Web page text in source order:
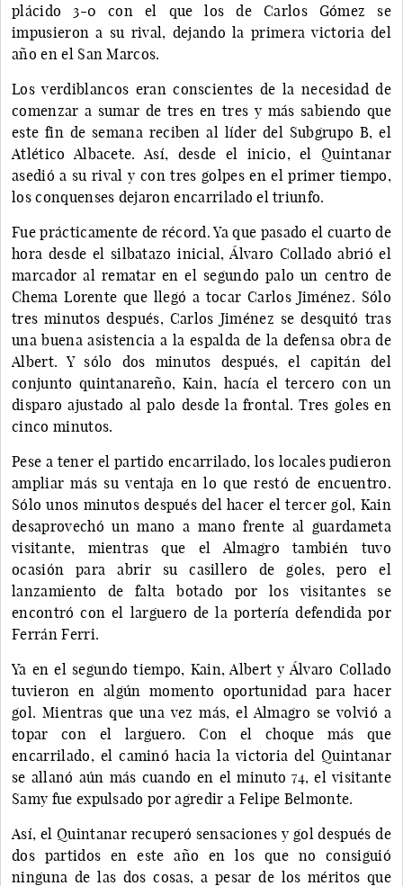
plácido 3-0 con el que los de Carlos Gómez se
impusieron a su rival, dejando la primera victoria del
año en el San Marcos.
Los verdiblancos eran conscientes de la necesidad de
comenzar a sumar de tres en tres y más sabiendo que
este fin de semana reciben al líder del Subgrupo B, el
Atlético Albacete. Así, desde el inicio, el Quintanar
asedió a su rival y con tres golpes en el primer tiempo,
los conquenses dejaron encarrilado el triunfo.
Fue prácticamente de récord. Ya que pasado el cuarto de
hora desde el silbatazo inicial, Álvaro Collado abrió el
marcador al rematar en el segundo palo un centro de
Chema Lorente que llegó a tocar Carlos Jiménez. Sólo
tres minutos después, Carlos Jiménez se desquitó tras
una buena asistencia a la espalda de la defensa obra de
Albert. Y sólo dos minutos después, el capitán del
conjunto quintanareño, Kain, hacía el tercero con un
disparo ajustado al palo desde la frontal. Tres goles en
cinco minutos.
Pese a tener el partido encarrilado, los locales pudieron
ampliar más su ventaja en lo que restó de encuentro.
Sólo unos minutos después del hacer el tercer gol, Kain
desaprovechó un mano a mano frente al guardameta
visitante, mientras que el Almagro también tuvo
ocasión para abrir su casillero de goles, pero el
lanzamiento de falta botado por los visitantes se
encontró con el larguero de la portería defendida por
Ferrán Ferri.
Ya en el segundo tiempo, Kain, Albert y Álvaro Collado
tuvieron en algún momento oportunidad para hacer
gol. Mientras que una vez más, el Almagro se volvió a
topar con el larguero. Con el choque más que
encarrilado, el caminó hacia la victoria del Quintanar
se allanó aún más cuando en el minuto 74, el visitante
Samy fue expulsado por agredir a Felipe Belmonte.
Así, el Quintanar recuperó sensaciones y gol después de
dos partidos en este año en los que no consiguió
ninguna de las dos cosas, a pesar de los méritos que